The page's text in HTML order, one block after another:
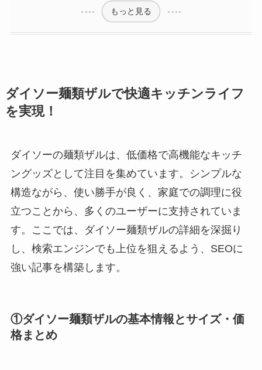
もっと見る
ダイソー麺類ザルで快適キッチンライフ
を実現！
ダイソーの麺類ザルは、低価格で高機能なキッチ
ングッズとして注目を集めています。シンプルな
構造ながら、使い勝手が良く、家庭での調理に役
立つことから、多くのユーザーに支持されていま
す。ここでは、ダイソー麺類ザルの詳細を深掘り
し、検索エンジンでも上位を狙えるよう、SEOに
強い記事を構築します。
①ダイソー麺類ザルの基本情報とサイズ・価
格まとめ